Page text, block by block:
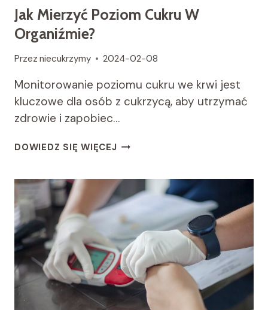
Jak Mierzyć Poziom Cukru W
Organiźmie?
Przez niecukrzymy 2024-02-08
Monitorowanie poziomu cukru we krwi jest
kluczowe dla osób z cukrzycą, aby utrzymać
zdrowie i zapobiec…
DOWIEDZ SIĘ WIĘCEJ JAK
CUKRU
W
ORGANIŹMIE?